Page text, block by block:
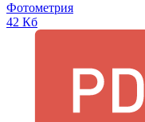
Фотометрия
42 Кб